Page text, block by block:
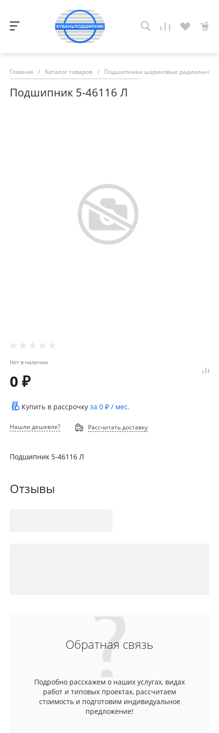
Главная / Каталог товаров / Подшипники шариковые радиально-
Подшипник 5-46116 Л
Нет в наличии
0 ₽
Купить в рассрочку за 0 ₽ / мес.
Нашли дешевле? Рассчитать доставку
Подшипник 5-46116 Л
Отзывы
Обратная связь
Подробно расскажем о наших услугах, видах
работ и типовых проектах, рассчитаем
стоимость и подготовим индивидуальное
предложение!